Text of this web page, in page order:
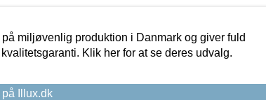
på miljøvenlig produktion i Danmark og giver fuld
Klik her for at se deres udvalg.
Illux.dk